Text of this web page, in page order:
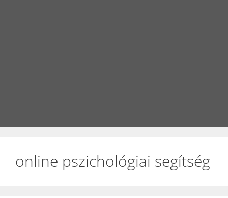
online pszichológiai segítség